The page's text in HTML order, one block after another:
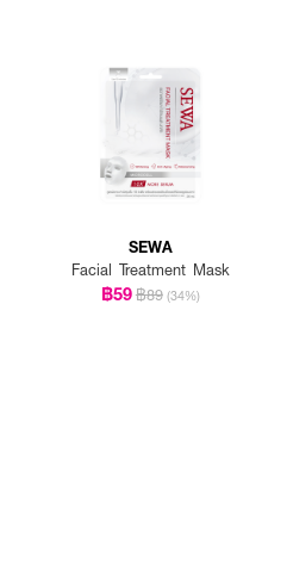
SEWA
Facial Treatment Mask
฿59฿89 (34%)